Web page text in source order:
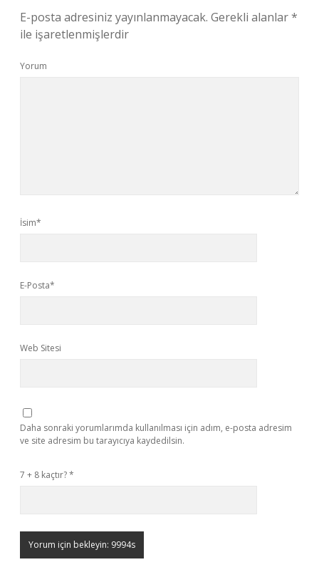
E-posta adresiniz yayınlanmayacak. Gerekli alanlar*
ile işaretlenmişlerdir
Yorum
İsim*
E-Posta*
Web Sitesi
Daha sonraki yorumlarımda kullanılması için adım, e-posta adresim
ve site adresim bu tarayıcıya kaydedilsin.
7 + 8 kaçtır?*